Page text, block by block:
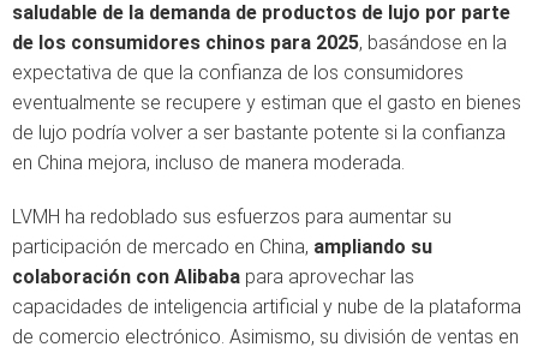
saludable de la demanda de productos de lujo por parte
de los consumidores chinos para 2025, basándose en la
expectativa de que la confianza de los consumidores
eventualmente se recupere y estiman que el gasto en bienes
de lujo podría volver a ser bastante potente si la confianza
en China mejora, incluso de manera moderada.
LVMH ha redoblado sus esfuerzos para aumentar su
participación de mercado en China, ampliando su
colaboración con Alibaba para aprovechar las
capacidades de inteligencia artificial y nube de la plataforma
de comercio electrónico. Asimismo, su división de ventas en